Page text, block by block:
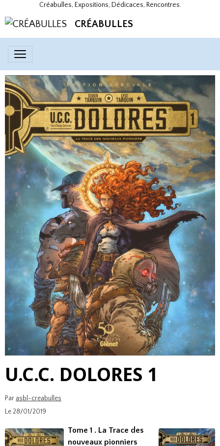
Créabulles, Expositions, Dédicaces, Rencontres.
CRÉABULLES
U.C.C. DOLORES 1
Par asbl-creabulles
Le 28/01/2019
Tome 1 . La Trace des
nouveaux pionniers